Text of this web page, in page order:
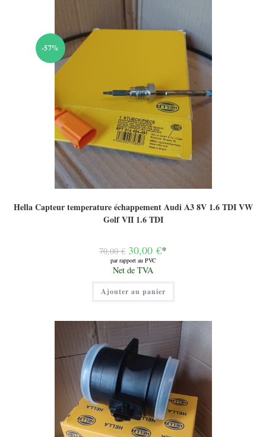
-57%
Hella Capteur temperature échappement Audi A3 8V 1.6 TDI VW
Golf VII 1.6 TDI
70,00€ Le
prix
initial
était :
70,00 €.
30,00 €*
par rapport au PVC
Le
prix
actuel
est :
30,00 €.
Net de TVA
Ajouter au panier